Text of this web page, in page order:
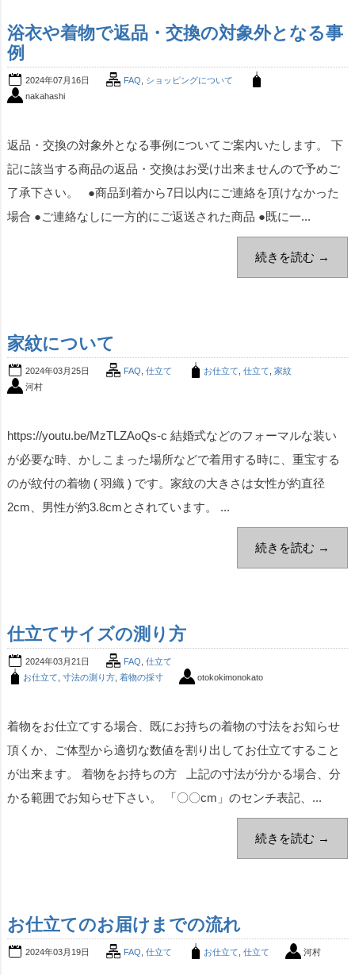
浴衣や着物で返品・交換の対象外となる事
例
2024年07月16日 FAQ
ショッピングについて
nakahashi
返品・交換の対象外となる事例についてご案内いたします。 下
記に該当する商品の返品・交換はお受け出来ませんので予めご
了承下さい。 ●商品到着から7日以内にご連絡を頂けなかった
場合 ●ご連絡なしに一方的にご返送された商品 ●既に一...
続きを読む →
家紋について
2024年03月25日 FAQ 仕立て お仕立て 仕立て 家紋
河村
https://youtu.be/MzTLZAoQs-c 結婚式などのフォーマルな装い
が必要な時、かしこまった場所などで着用する時に、重宝する
のが紋付の着物 ( 羽織 ) です。家紋の大きさは女性が約直径
2cm、男性が約3.8cmとされています。 ...
続きを読む →
仕立てサイズの測り方
2024年03月21日 FAQ 仕立て
お仕立て 寸法の測り方, 着物の採寸 otokokimonokato
着物をお仕立てする場合、既にお持ちの着物の寸法をお知らせ
頂くか、ご体型から適切な数値を割り出してお仕立てすること
が出来ます。 着物をお持ちの方 上記の寸法が分かる場合、分
かる範囲でお知らせ下さい。 「〇〇cm」のセンチ表記、...
続きを読む →
お仕立てのお届けまでの流れ
2024年03月19日 FAQ 仕立て お仕立て 仕立て 河村